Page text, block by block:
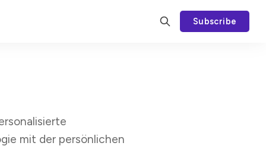
Subscribe
mit der persönlichen